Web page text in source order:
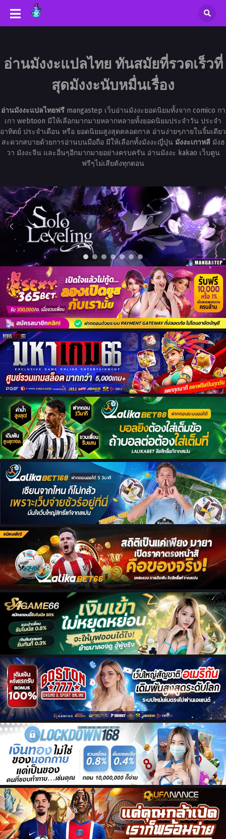
อ่านมังงะแปลไทย ทันสมัยที่รวดเร็วที่
สุดมังงะนับหมื่นเรื่อง
อ่านมังงะแปลไทยฟรีmangastep เว็บอ่านมังงะยอดนิยมทั้งจาก comico กา
เกา webtoon มีให้เลือกมากมายหลากหลายทั้งยอดนิยมประจำวัน ประจำ
อาทิตย์ ประจำเดือน หรือ ยอดนิยมสูงสุดตลอดกาล อ่านง่ายๆภายในจิ้มเดียว
สะดวกสบายด้วยการอ่านบนมือถือ มีให้เลือกทั้งมังงะญี่ปุ่น มังงะเกาหลีมังฮ
วา มังงะจีน และอื่นๆอีกมากมายอย่างครบครัน อ่านมังงะ kakao เว็บตูน
ฟรีๆไม่เสียตังทุกตอน